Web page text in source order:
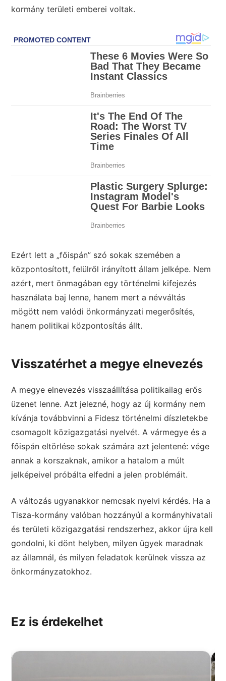
kormány területi emberei voltak.
Ezért lett a „főispán” szó sokak szemében a
központosított, felülről irányított állam jelképe. Nem
azért, mert önmagában egy történelmi kifejezés
használata baj lenne, hanem mert a névváltás
mögött nem valódi önkormányzati megerősítés,
hanem politikai központosítás állt.
Visszatérhet a megye elnevezés
A megye elnevezés visszaállítása politikailag erős
üzenet lenne. Azt jelezné, hogy az új kormány nem
kívánja továbbvinni a Fidesz történelmi díszletekbe
csomagolt közigazgatási nyelvét. A vármegye és a
főispán eltörlése sokak számára azt jelentené: vége
annak a korszaknak, amikor a hatalom a múlt
jelképeivel próbálta elfedni a jelen problémáit.
A változás ugyanakkor nemcsak nyelvi kérdés. Ha a
Tisza-kormány valóban hozzányúl a kormányhivatali
és területi közigazgatási rendszerhez, akkor újra kell
gondolni, ki dönt helyben, milyen ügyek maradnak
az államnál, és milyen feladatok kerülnek vissza az
önkormányzatokhoz.
Ez is érdekelhet